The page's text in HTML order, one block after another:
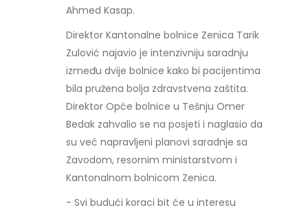
Ahmed Kasap.
Direktor Kantonalne bolnice Zenica Tarik
Zulović najavio je intenzivniju saradnju
između dvije bolnice kako bi pacijentima
bila pružena bolja zdravstvena zaštita.
Direktor Opće bolnice u Tešnju Omer
Bedak zahvalio se na posjeti i naglasio da
su već napravljeni planovi saradnje sa
Zavodom, resornim ministarstvom i
Kantonalnom bolnicom Zenica.
- Svi budući koraci bit će u interesu